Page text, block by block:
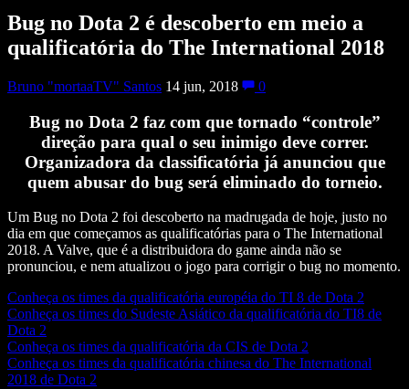
Bug no Dota 2 é descoberto em meio a
qualificatória do The International 2018
Bruno "mortaaTV" Santos 14 jun, 2018 0
Bug no Dota 2 faz com que tornado “controle”
direção para qual o seu inimigo deve correr.
Organizadora da classificatória já anunciou que
quem abusar do bug será eliminado do torneio.
Um Bug no Dota 2 foi descoberto na madrugada de hoje, justo no
dia em que começamos as qualificatórias para o The International
2018. A Valve, que é a distribuidora do game ainda não se
pronunciou, e nem atualizou o jogo para corrigir o bug no momento.
Conheça os times da qualificatória européia do TI 8 de Dota 2
Conheça os times do Sudeste Asiático da qualificatória do TI8 de
Dota 2
Conheça os times da qualificatória da CIS de Dota 2
Conheça os times da qualificatória chinesa do The International
2018 de Dota 2